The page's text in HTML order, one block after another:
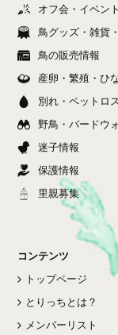
オフ会・イベント
鳥グッズ・雑貨
鳥の販売情報
産卵・繁殖・ひ
別れ・ペットロス
野鳥・バードウ
迷子情報
保護情報
里親募集
コンテンツ
トップページ
とりっちとは？
メンバーリスト